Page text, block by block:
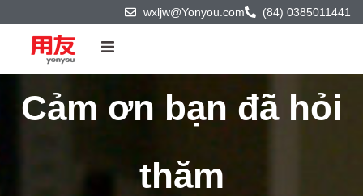
wxljw@Yonyou.com (84) 0385011441
Sản phẩm & Công nghệ
Giải pháp
Cảm ơn bạn đã hỏi
thăm